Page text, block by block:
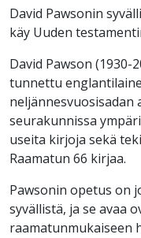
David Pawsonin
käy Uuden
David Pawson (1930-
tunnettu
neljännesvuosisadan
seurakunnissa
useita kirjoja sekä
Raamatun 66 kirjaa.
Pawsonin opetus on
syvällistä, ja se avaa
raamatunmukaiseen